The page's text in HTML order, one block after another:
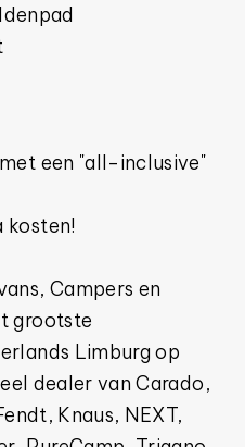
een "all-inclusive"
kosten!
Campers en
grootste
Limburg op
dealer van Carado,
Knaus, NEXT,